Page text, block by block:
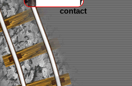
contact